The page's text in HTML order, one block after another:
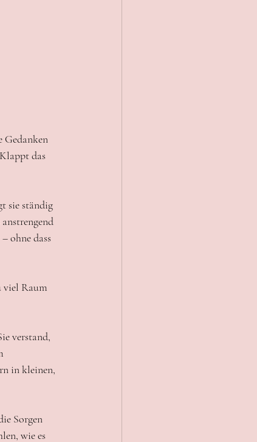
Gedanken
das
sie ständig
ohne dass
viel Raum
verstand,
in kleinen,
Sorgen
wie es